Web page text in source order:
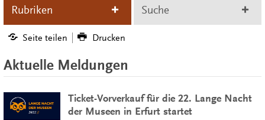
Rubriken Suche
Seite teilen Drucken
Aktuelle Meldungen
Ticket-Vorverkauf für die 22. Lange Nacht
der Museen in Erfurt startet